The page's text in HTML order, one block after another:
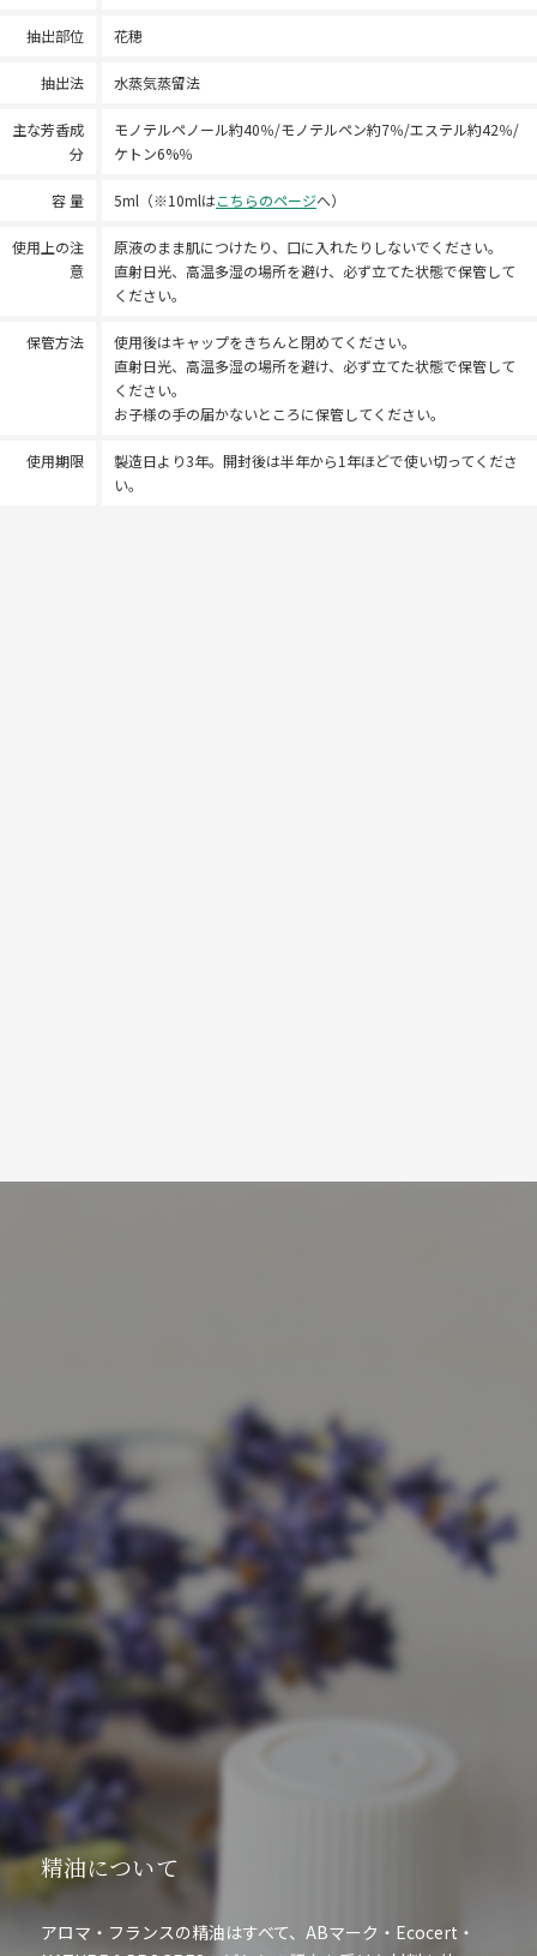
抽出部位 花穂
抽出法 水蒸気蒸留法
主な芳香成
分
モノテルペノール約40％/モノテルペン約7％/エステル約42％/
ケトン6%％
容 量 5ml（※10mlはこちらのページへ）
使用上の注
意
原液のまま肌につけたり、口に入れたりしないでください。
直射日光、高温多湿の場所を避け、必ず立てた状態で保管して
ください。
保管方法
使用後はキャップをきちんと閉めてください。
直射日光、高温多湿の場所を避け、必ず立てた状態で保管して
ください。
お子様の手の届かないところに保管してください。
使用期限
製造日より3年。開封後は半年から1年ほどで使い切ってくださ
い。
精油について
アロマ・フランスの精油はすべて、ABマーク・Ecocert・